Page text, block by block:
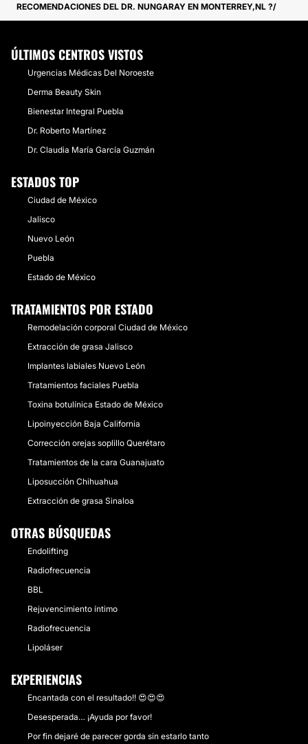
RECOMENDACIONES DEL DR. NUNGARAY EN MONTERREY,NL ?
ÚLTIMOS CENTROS VISTOS
Urgencias Médicas Del Noroeste
Derma Beauty Skin
Bienestar Integral Puebla
Dr. Roberto Martínez
Dr. Claudia María García Guzmán
ESTADOS TOP
Ciudad de México
Jalisco
Nuevo León
Puebla
Estado de México
TRATAMIENTOS POR ESTADO
Remodelación corporal Ciudad de México
Extracción de grasa Jalisco
Implantes labiales Nuevo León
Tratamientos faciales Puebla
Toxina botulínica Estado de México
Lipoinyección Baja California
Corrección orejas soplillo Querétaro
Tratamientos de la cara Guanajuato
Liposucción Chihuahua
Extracción de grasa Sinaloa
OTRAS BÚSQUEDAS
Endolifting
Radiofrecuencia
BBL
Rejuvencimiento íntimo
Radiofrecuencia
Lipoláser
EXPERIENCIAS
Encantada con el resultado!! 😍😍😍
Desesperada… ¡Ayuda por favor!
Por fin dejaré de parecer gorda sin estarlo tanto